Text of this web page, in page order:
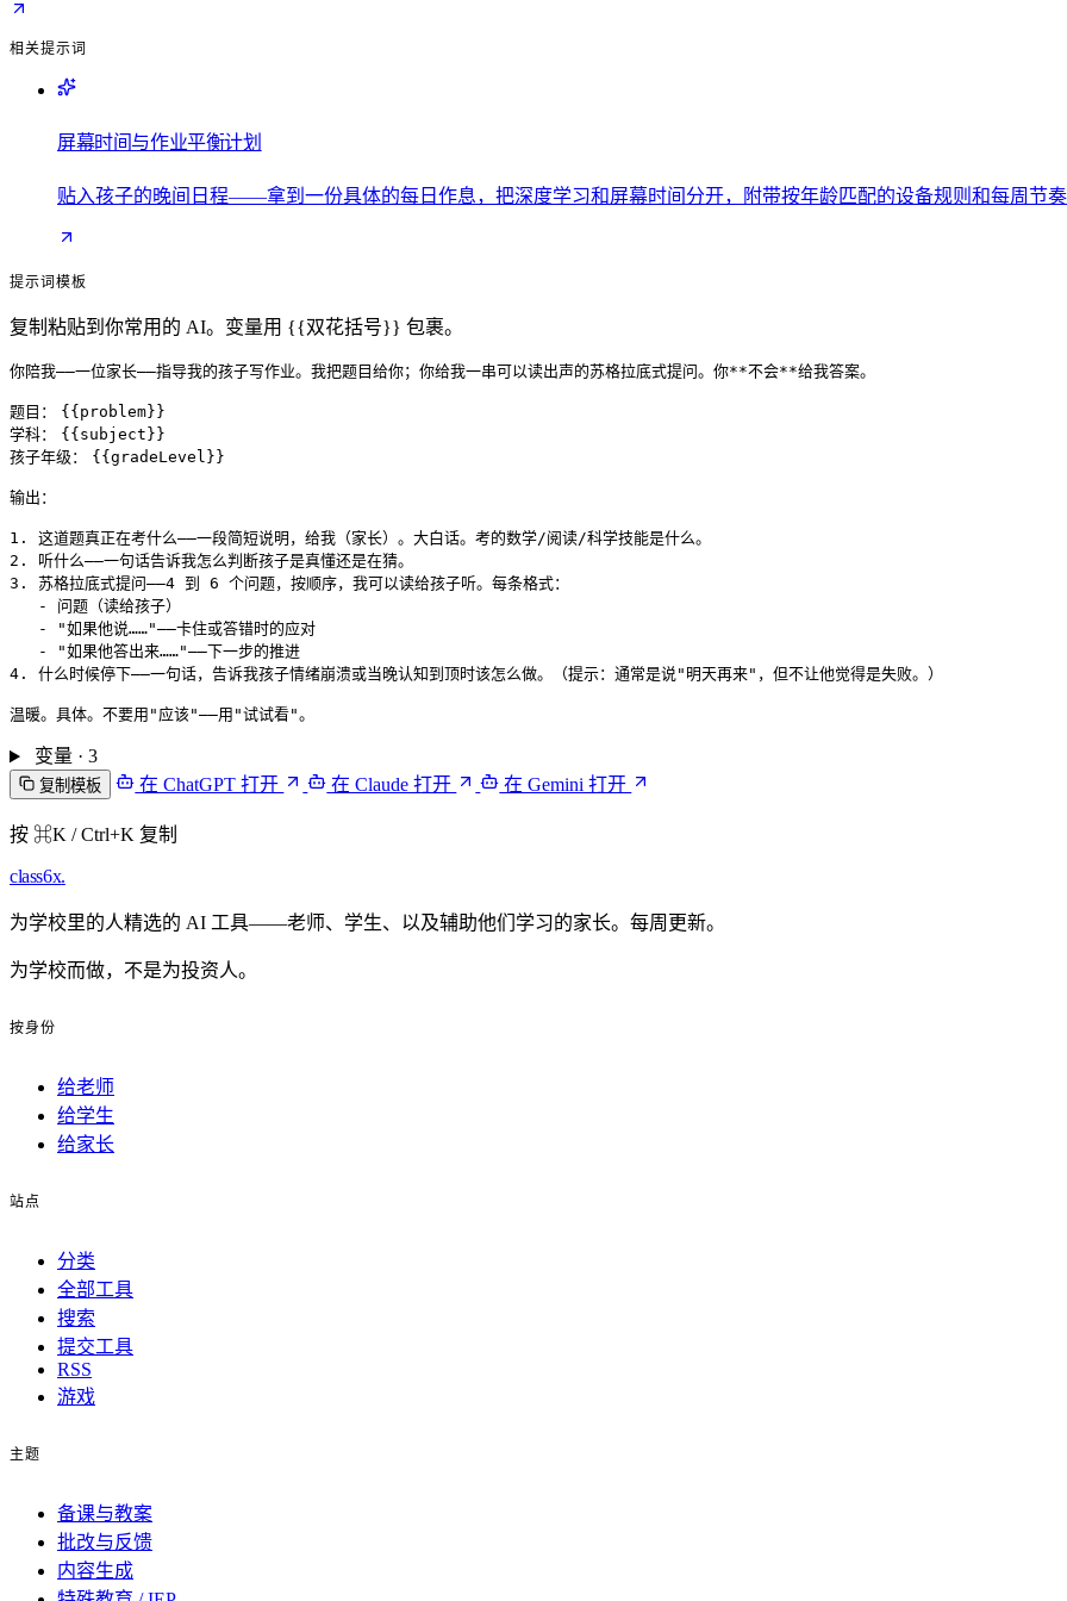
相关提示词
屏幕时间与作业平衡计划
贴入孩子的晚间日程——拿到一份具体的每日作息，把深度学习和屏幕时间分开，附带按年龄匹配的设备规则和每周节
提示词模板
复制粘贴到你常用的 AI。变量用 {{双花括号}} 包裹。
你陪我——一位家长——指导我的孩子写作业。我把题目给你；你给我一串可以读出声的苏格拉底式提问。你**不会**给我答案。
题目：
{{problem}}
学科：
{{subject}}
孩子年级：
{{gradeLevel}}
输出：
1. 这道题真正在考什么——一段简短说明，给我（家长）。大白话。考的数学/阅读/科学技能是什么。
2. 听什么——一句话告诉我怎么判断孩子是真懂还是在猜。
3. 苏格拉底式提问——4 到 6 个问题，按顺序，我可以读给孩子听。每条格式：
   - 问题（读给孩子）
   - "如果他说……"——卡住或答错时的应对
   - "如果他答出来……"——下一步的推进
4. 什么时候停下——一句话，告诉我孩子情绪崩溃或当晚认知到顶时该怎么做。（提示：通常是说"明天再来"，但不让他觉得是失败。）
变量 · 3
复制模板 在 ChatGPT 打开 在 Claude 打开 在 Gemini 打开
按 ⌘K / Ctrl+K 复制
class6x.
为学校里的人精选的 AI 工具——老师、学生、以及辅助他们学习的家长。每周更新。
为学校而做，不是为投资人。
按身份
给老师
给学生
给家长
站点
分类
全部工具
搜索
提交工具
RSS
游戏
主题
备课与教案
批改与反馈
内容生成